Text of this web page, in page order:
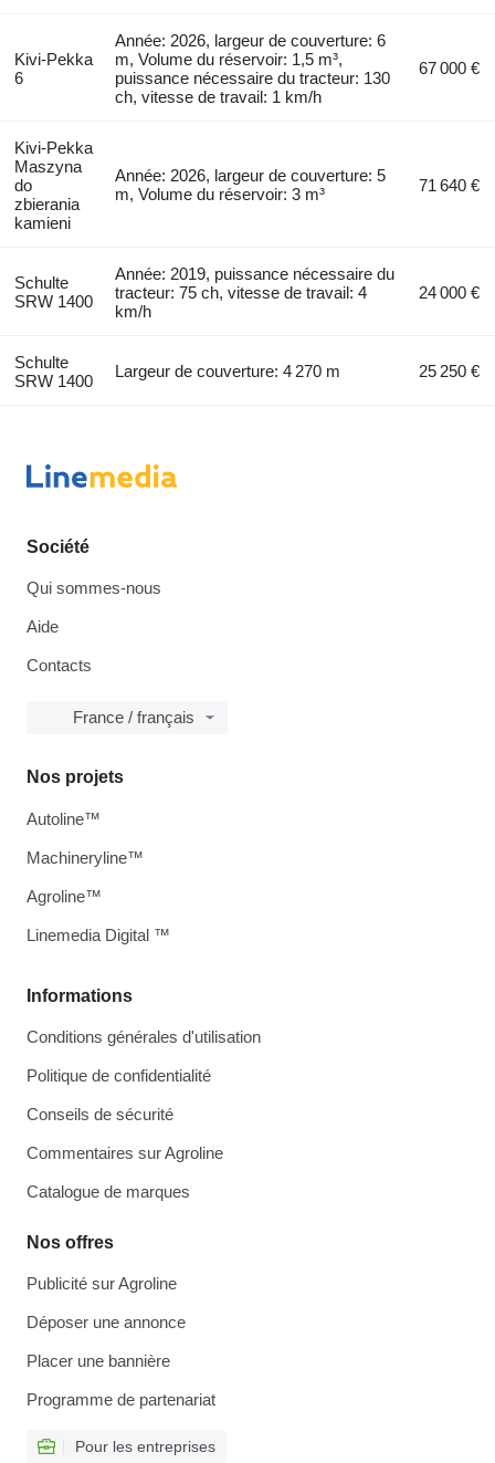
Kivi-Pekka
6
Année: 2026, largeur de couverture: 6
m, Volume du réservoir: 1,5 m³,
puissance nécessaire du tracteur: 130
ch, vitesse de travail: 1 km/h
67 000 €
Kivi-Pekka
Maszyna
do
zbierania
kamieni
Année: 2026, largeur de couverture: 5
m, Volume du réservoir: 3 m³
71 640 €
Schulte
SRW 1400
Année: 2019, puissance nécessaire du
tracteur: 75 ch, vitesse de travail: 4
km/h
24 000 €
Schulte
SRW 1400
Largeur de couverture: 4 270 m 25 250 €
Société
Qui sommes-nous
Aide
Contacts
France / français
Informations
Conditions générales d'utilisation
Politique de confidentialité
Conseils de sécurité
Commentaires sur Agroline
Catalogue de marques
Nos offres
Publicité sur Agroline
Déposer une annonce
Placer une bannière
Programme de partenariat
Pour les entreprises
Nos projets
Autoline™
Machineryline™
Agroline™
Linemedia Digital ™